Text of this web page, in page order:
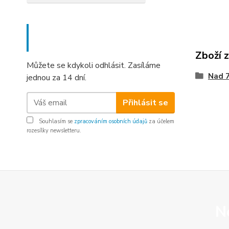
Můžete se kdykoli odhlásit. Zasíláme
jednou za 14 dní.
Přihlásit se
Souhlasím se zpracováním osobních údajů za účelem
rozesílky newsletteru.
Zboží
Nad